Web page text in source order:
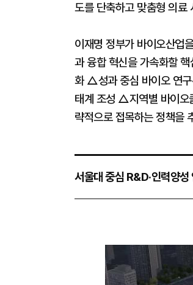
도를 단축하고 맞춤형 의료
이재명 정부가 바이오산업
과 융합 혁신을 가속화할
화 △성과 중심 바이오 연
태계 조성 △지역별 바이오
략적으로 접목하는 정책을
서울대 중심 R&D·인력양